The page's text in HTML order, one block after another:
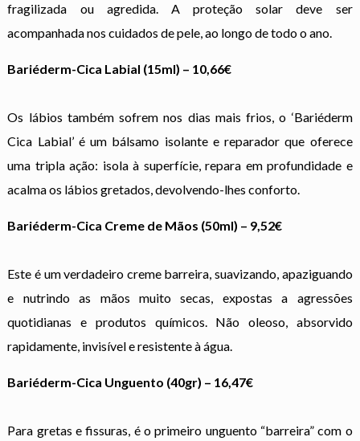
fragilizada ou agredida. A proteção solar deve ser
acompanhada nos cuidados de pele, ao longo de todo o ano.
Bariéderm-Cica Labial (15ml) – 10,66€
Os lábios também sofrem nos dias mais frios, o ‘Bariéderm
Cica Labial’ é um bálsamo isolante e reparador que oferece
uma tripla ação: isola à superfície, repara em profundidade e
acalma os lábios gretados, devolvendo-lhes conforto.
Bariéderm-Cica Creme de Mãos (50ml) – 9,52€
Este é um verdadeiro creme barreira, suavizando, apaziguando
e nutrindo as mãos muito secas, expostas a agressões
quotidianas e produtos químicos. Não oleoso, absorvido
rapidamente, invisível e resistente à água.
Bariéderm-Cica Unguento (40gr) – 16,47€
Para gretas e fissuras, é o primeiro unguento “barreira” com o